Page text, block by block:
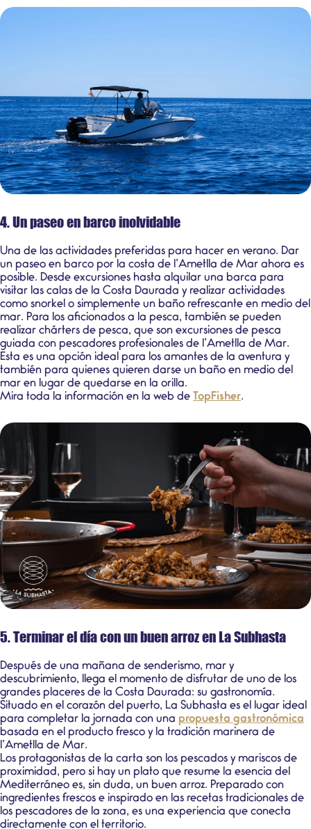
4. Un paseo en barco inolvidable
Una de las actividades preferidas para hacer en verano. Dar
un paseo en barco por la costa de l’Ametlla de Mar ahora es
posible. Desde excursiones hasta alquilar una barca para
visitar las calas de la Costa Daurada y realizar actividades
como snorkel o simplemente un baño refrescante en medio del
mar. Para los aficionados a la pesca, también se pueden
realizar chárters de pesca, que son excursiones de pesca
guiada con pescadores profesionales de l’Ametlla de Mar.
Esta es una opción ideal para los amantes de la aventura y
también para quienes quieren darse un baño en medio del
mar en lugar de quedarse en la orilla.
Mira toda la información en la web de
TopFisher.
5. Terminar el día con un buen arroz en La Subhasta
Después de una mañana de senderismo, mar y
descubrimiento, llega el momento de disfrutar de uno de los
grandes placeres de la Costa Daurada: su gastronomía.
Situado en el corazón del puerto, La Subhasta es el lugar ideal
para completar la jornada con una propuesta gastronómica
basada en el producto fresco y la tradición marinera de
l’Ametlla de Mar.
Los protagonistas de la carta son los pescados y mariscos de
proximidad , pero si hay un plato que resume la esencia del
Mediterráneo es, sin duda, un buen arroz. Preparado con
ingredientes frescos e inspirado en las recetas tradicionales de
los pescadores de la zona, es una experiencia que conecta
directamente con el territorio.